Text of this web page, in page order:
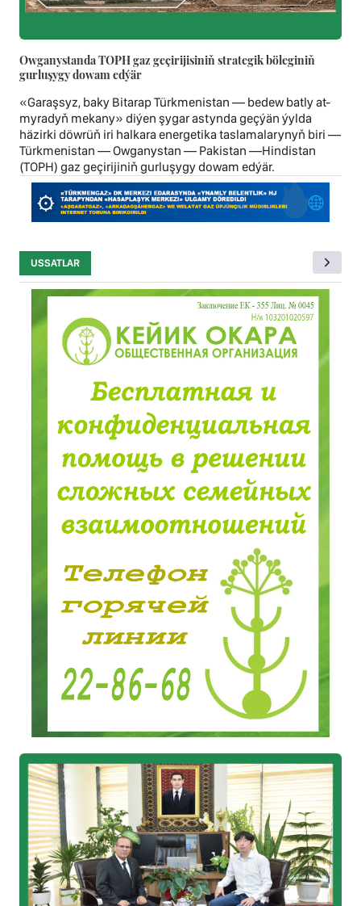
Owganystanda TOPH gaz geçirijisiniň strategik böleginiň
gurluşygy dowam edýär
«Garaşsyz, baky Bitarap Türkmenistan — bedew batly at-
myradyň mekany» diýen şygar astynda geçýän ýylda
häzirki döwrüň iri halkara energetika taslamalarynyň biri —
Türkmenistan — Owganystan — Pakistan —Hindistan
(TOPH) gaz geçirijiniň gurluşygy dowam edýär.
USSATLAR